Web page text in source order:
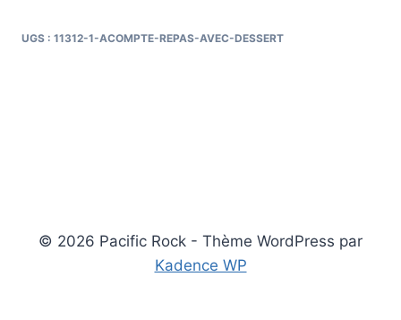
repas
UGS : 11312-1-ACOMPTE-REPAS-AVEC-DESSERT
© 2026 Pacific Rock - Thème WordPress par
Kadence WP